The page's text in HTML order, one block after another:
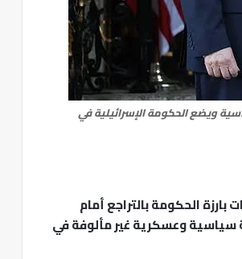
ويضع الحكومة الإسرائيلية في
الحكومة بالتراجع أمام
سياسية وعسكرية غير مألوفة في